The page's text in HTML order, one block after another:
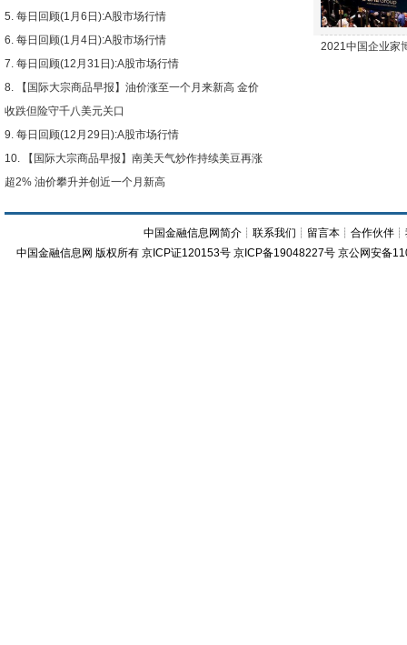
每日回顾(1月6日):A股市场行情
每日回顾(1月4日):A股市场行情
每日回顾(12月31日):A股市场行情
【国际大宗商品早报】油价涨至一个月来新高 金价
收跌但险守千八美元关口
每日回顾(12月29日):A股市场行情
【国际大宗商品早报】南美天气炒作持续美豆再涨
超2% 油价攀升并创近一个月新高
2021中国企业家
中国金融信息网简介 ┊联系我们 ┊ 留言本 ┊合作伙伴 ┊
中国金融信息网 版权所有 京ICP证120153号 京ICP备19048227号 京公网安备